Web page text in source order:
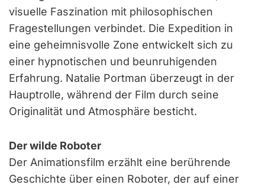
visuelle Faszination mit philosophischen
Fragestellungen verbindet. Die Expedition in
eine geheimnisvolle Zone entwickelt sich zu
einer hypnotischen und beunruhigenden
Erfahrung. Natalie Portman überzeugt in der
Hauptrolle, während der Film durch seine
Originalität und Atmosphäre besticht.
Der wilde Roboter
Der Animationsfilm erzählt eine berührende
Geschichte über einen Roboter, der auf einer